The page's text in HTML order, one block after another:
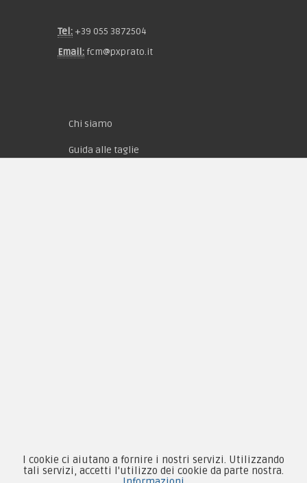
Tel: +39 055 3872504
Email: fcm@pxprato.it
Chi siamo
Guida alle taglie
I cookie ci aiutano a fornire i nostri servizi. Utilizzando
tali servizi, accetti l'utilizzo dei cookie da parte nostra.